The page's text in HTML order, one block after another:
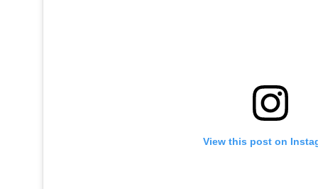
View this post on